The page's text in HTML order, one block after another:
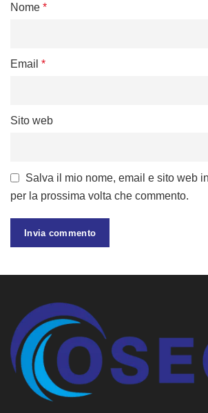
Nome *
Email *
Sito web
Salva il mio nome, email e sito web
per la prossima volta che commento.